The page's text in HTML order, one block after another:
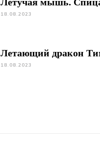
18.08.2023
Летающий дракон
18.08.2023